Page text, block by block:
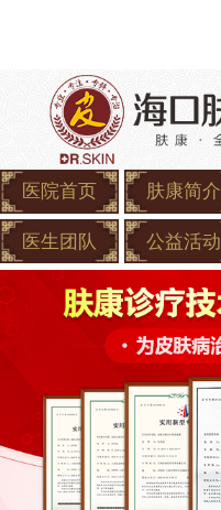
医院首页 肤康简介
医生团队 公益活动